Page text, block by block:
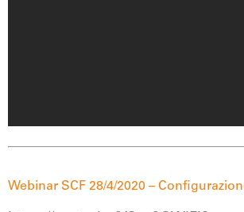
Webinar SCF 28/4/2020 –